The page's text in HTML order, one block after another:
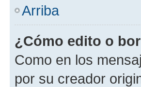
Arriba
¿Cómo edito o
Como en los
por su creador